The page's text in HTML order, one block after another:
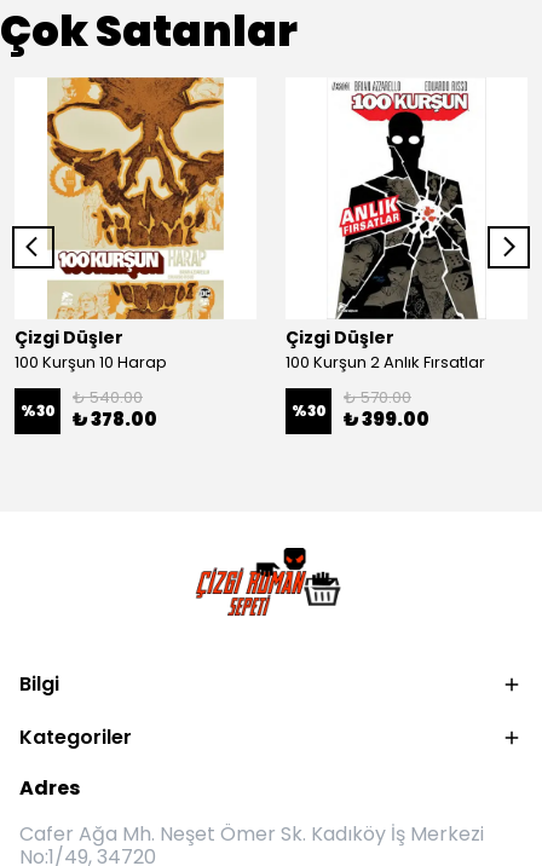
Çok Satanlar
Çizgi Düşler
100 Kurşun 10 Harap
%30
₺ 540.00
₺ 378.00
Çizgi Düşler
100 Kurşun 2 Anlık Fırsatlar
%30
₺ 570.00
₺ 399.00
Bilgi
Kategoriler
Adres
Cafer Ağa Mh. Neşet Ömer Sk. Kadıköy İş Merkezi
No:1/49, 34720